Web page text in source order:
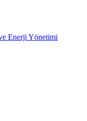
Enerji Yönetimi